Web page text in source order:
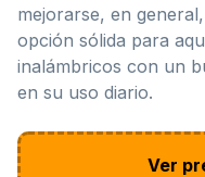
mejorarse, en
opción sólida para
inalámbricos con un
en su uso diario.
Ver